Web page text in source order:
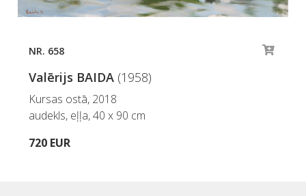
NR. 658
Valērijs BAIDA (1958)
Kursas ostā, 2018
audekls, eļļa, 40 x 90 cm
720 EUR